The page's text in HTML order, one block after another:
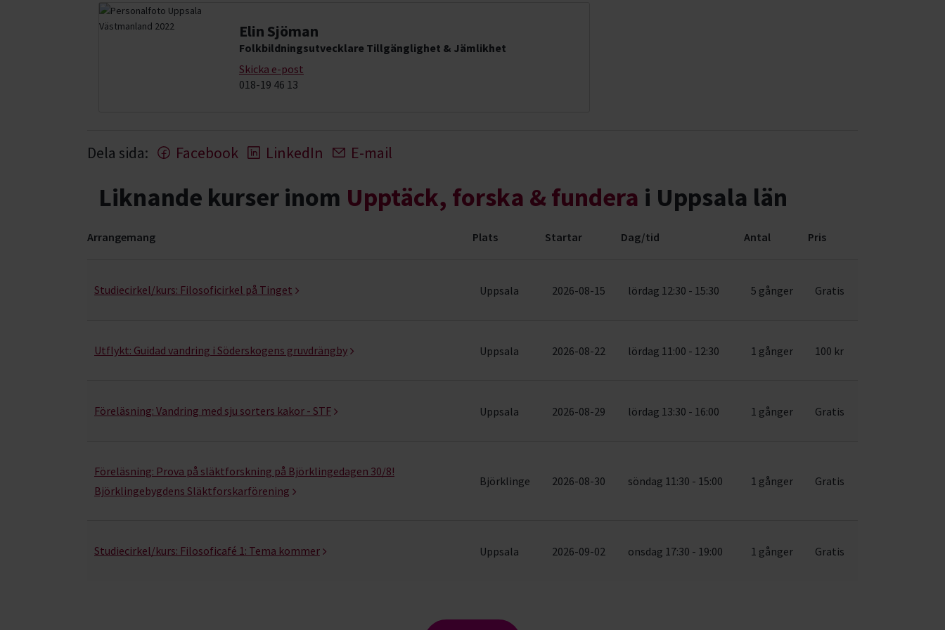
Elin Sjöman
Folkbildningsutvecklare Tillgänglighet & Jämlikhet
Skicka e-post
018-19 46 13
Dela sida: Facebook LinkedIn E-mail
Liknande kurser inom Upptäck, forska & fundera i Uppsala län
Arrangemang Plats Startar Dag/tid Antal Pris
Studiecirkel/kurs: Filosoficirkel på Tinget Uppsala 2026-08-15 lördag 12:30 - 15:30 5 gånger Gratis
Utflykt: Guidad vandring i Söderskogens gruvdrängby Uppsala 2026-08-22 lördag 11:00 - 12:30 1 gånger 100 kr
Föreläsning: Vandring med sju sorters kakor - STF Uppsala 2026-08-29 lördag 13:30 - 16:00 1 gånger Gratis
Föreläsning: Prova på släktforskning på Björklingedagen 30/8!
Björklingebygdens Släktforskarförening
Björklinge 2026-08-30 söndag 11:30 - 15:00 1 gånger Gratis
Studiecirkel/kurs: Filosoficafé 1: Tema kommer Uppsala 2026-09-02 onsdag 17:30 - 19:00 1 gånger Gratis